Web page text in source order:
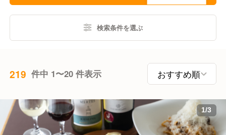
検索条件を選ぶ
219 件中 1〜20 件表示
1/3